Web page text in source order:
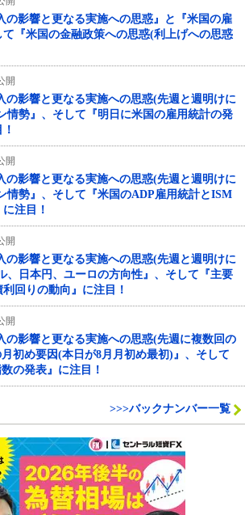
の影響と更なる実施への思惑』と『米国の雇
『米国の金融政策への思惑(利上げへの思惑
開
の影響と更なる実施への思惑(先週と週明けに
情勢』、そして『明日に米国の雇用統計の発
開
の影響と更なる実施への思惑(先週と週明けに
情勢』、そして『米国のADP雇用統計とISM
注目！
開
の影響と更なる実施への思惑(先週と週明けに
、日本円、ユーロの方向性』、そして『主要
回りの動向』に注目！
開
の影響と更なる実施への思惑(先週に複数回の
初め要因(本日が8月月初め最初)』、そして
の発表』に注目！
>>>バックナンバー一覧